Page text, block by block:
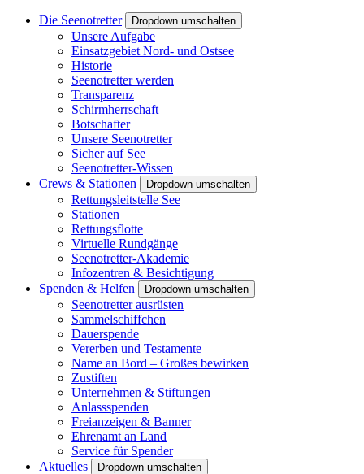
Die Seenotretter Dropdown umschalten
Unsere Aufgabe
Einsatzgebiet Nord- und Ostsee
Historie
Seenotretter werden
Transparenz
Schirmherrschaft
Botschafter
Unsere Seenotretter
Sicher auf See
Seenotretter-Wissen
Crews & Stationen
Dropdown umschalten
Rettungsleitstelle See
Stationen
Rettungsflotte
Virtuelle Rundgänge
Seenotretter-Akademie
Infozentren & Besichtigung
Spenden & Helfen
Dropdown umschalten
Seenotretter ausrüsten
Sammelschiffchen
Dauerspende
Vererben und Testamente
Name an Bord – Großes bewirken
Zustiften
Unternehmen & Stiftungen
Anlassspenden
Freianzeigen & Banner
Ehrenamt an Land
Service für Spender
Aktuelles
Dropdown umschalten